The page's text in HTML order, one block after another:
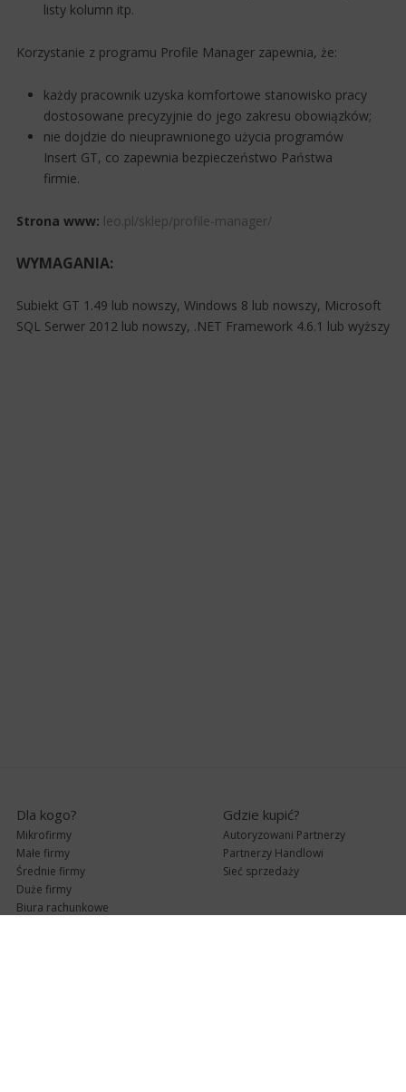
listy kolumn itp.
Korzystanie z programu Profile Manager zapewnia, że:
każdy pracownik uzyska komfortowe stanowisko pracy
dostosowane precyzyjnie do jego zakresu obowiązków;
nie dojdzie do nieuprawnionego użycia programów
Insert GT, co zapewnia bezpieczeństwo Państwa
firmie.
Strona www: leo.pl/sklep/profile-manager/
WYMAGANIA:
Subiekt GT 1.49 lub nowszy, Windows 8 lub nowszy, Microsoft
SQL Serwer 2012 lub nowszy, .NET Framework 4.6.1 lub wyższy
Dla kogo?
Mikrofirmy
Małe firmy
Średnie firmy
Duże firmy
Biura rachunkowe
Gdzie kupić?
Autoryzowani Partnerzy
Partnerzy Handlowi
Sieć sprzedaży